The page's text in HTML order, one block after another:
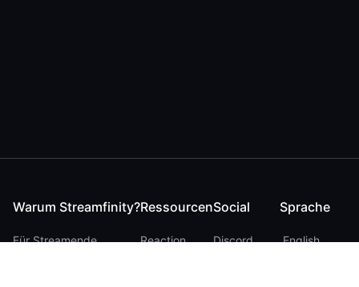
Warum Streamfinity?
Für Streamende
Ressourcen
Reaction
Social
Discord
Sprache
English